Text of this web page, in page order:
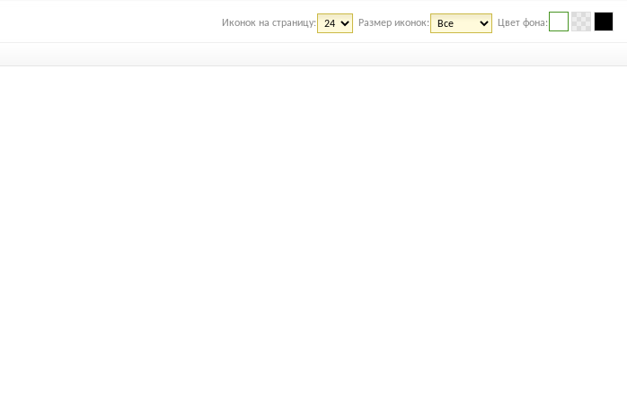
Иконок на страницу: Размер иконок: Цвет фона: